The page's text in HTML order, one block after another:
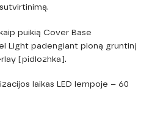
puikią Cover Base
Light padengiant ploną gruntinį
[pidlozhka].
laikas LED lempoje – 60